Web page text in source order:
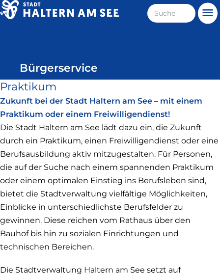
Direkt
zum
Suche
Bürgerservice
Praktikum
Zukunft bei der Stadt Haltern am See – mit einem
Praktikum oder einem Freiwilligendienst!
Die Stadt Haltern am See lädt dazu ein, die Zukunft
durch ein Praktikum, einen Freiwilligendienst oder eine
Berufsausbildung aktiv mitzugestalten. Für Personen,
die auf der Suche nach einem spannenden Praktikum
oder einem optimalen Einstieg ins Berufsleben sind,
bietet die Stadtverwaltung vielfältige Möglichkeiten,
Einblicke in unterschiedlichste Berufsfelder zu
gewinnen. Diese reichen vom Rathaus über den
Bauhof bis hin zu sozialen Einrichtungen und
technischen Bereichen.
Die Stadtverwaltung Haltern am See setzt auf